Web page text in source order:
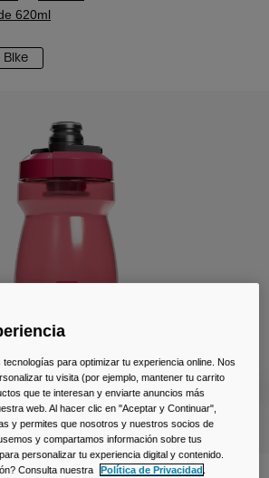
620ml
Bike
para optimizar tu experiencia online. Nos
tu visita (por ejemplo, mantener tu carrito
que te interesan y enviarte anuncios más
web. Al hacer clic en "Aceptar y Continuar",
y permites que nosotros y nuestros socios de
y compartamos información sobre tus
personalizar tu experiencia digital y contenido.
Consulta nuestra
Política de Privacidad